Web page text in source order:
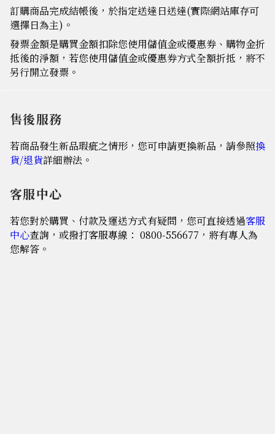
訂購商品完成結帳後，於指定送達日送達(實際網站庫存可
選擇日為主)。
發票金額是購買金額扣除您使用儲值金或優惠券、購物金折
抵後的淨額，若您使用儲值金或優惠券方式全額折抵，將不
另行開立發票。
售後服務
若商品發生新品瑕疵之情形，您可申請更換新品，請參照換
貨/退貨詳細辦法。
客服中心
若您對於購買、付款及運送方式有疑問，您可直接透過客服
中心查詢，或撥打客服專線： 0800-556677，將有專人為
您解答。